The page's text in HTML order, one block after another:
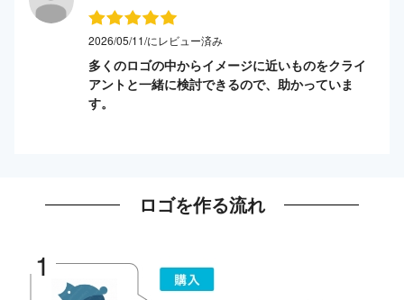
2026/05/11/にレビュー済み
多くのロゴの中からイメージに近いものをクライ
アントと一緒に検討できるので、助かっていま
す。
ロゴを作る流れ